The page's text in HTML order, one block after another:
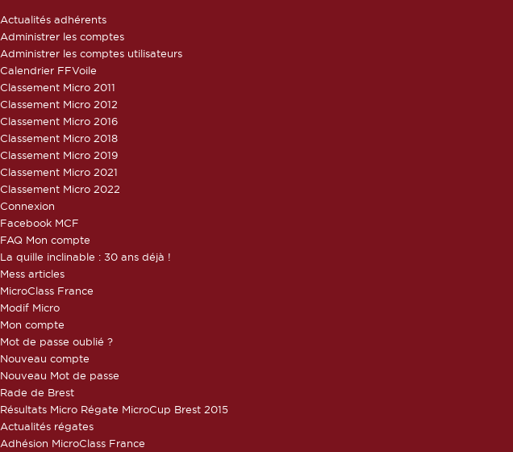
Actualités adhérents
Administrer les comptes
Administrer les comptes utilisateurs
Calendrier FFVoile
Classement Micro 2011
Classement Micro 2012
Classement Micro 2016
Classement Micro 2018
Classement Micro 2019
Classement Micro 2021
Classement Micro 2022
Connexion
Facebook MCF
FAQ Mon compte
La quille inclinable : 30 ans déjà !
Mess articles
MicroClass France
Modif Micro
Mon compte
Mot de passe oublié ?
Nouveau compte
Nouveau Mot de passe
Rade de Brest
Résultats Micro Régate MicroCup Brest 2015
Actualités régates
Adhésion MicroClass France